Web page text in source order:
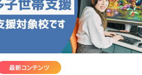
最新コンテンツ